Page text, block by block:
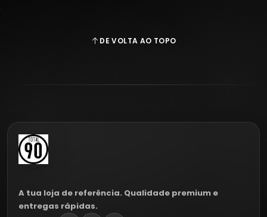
DE VOLTA AO TOPO
A tua loja de referência. Qualidade premium e
entregas rápidas.